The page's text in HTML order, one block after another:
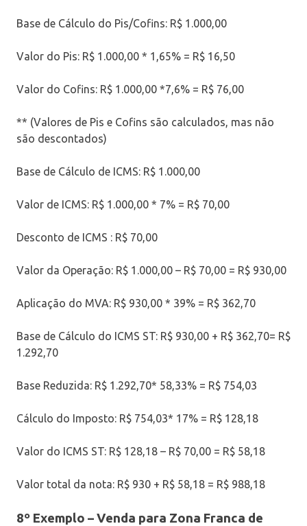
Base de Cálculo do Pis/Cofins: R$ 1.000,00
Valor do Pis: R$ 1.000,00 * 1,65% = R$ 16,50
Valor do Cofins: R$ 1.000,00 *7,6% = R$ 76,00
** (Valores de Pis e Cofins são calculados, mas não
são descontados)
Base de Cálculo de ICMS: R$ 1.000,00
Valor de ICMS: R$ 1.000,00 * 7% = R$ 70,00
Desconto de ICMS : R$ 70,00
Valor da Operação: R$ 1.000,00 – R$ 70,00 = R$ 930,00
Aplicação do MVA: R$ 930,00 * 39% = R$ 362,70
Base de Cálculo do ICMS ST: R$ 930,00 + R$ 362,70= R$
1.292,70
Base Reduzida: R$ 1.292,70* 58,33% = R$ 754,03
Cálculo do Imposto: R$ 754,03* 17% = R$ 128,18
Valor do ICMS ST: R$ 128,18 – R$ 70,00 = R$ 58,18
Valor total da nota: R$ 930 + R$ 58,18 = R$ 988,18
8º Exemplo –Venda para Zona Franca de